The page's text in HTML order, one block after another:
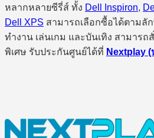
หลากหลายซีรี่ส์ ทั้ง Dell Inspiron,
Dell XPS สามารถเลือกซื้อได้ตามลั
ทำงาน เล่นเกม และบันเทิง สามาร
พิเศษ รับประกันศูนย์ได้ที่ Nextplay